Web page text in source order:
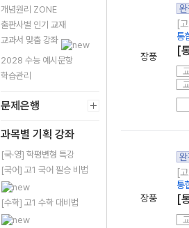
개념원리 ZONE
출판사별 인기 교재
교과서 맞춤 강좌
2028 수능 예시문항
학습관리
문제은행
과목별 기획 강좌
[국·영] 학평변형 특강
[국어] 고1 국어 필승 비법
[수학] 고1 수학 대비법
장풍
[
통
[
장풍
[
통
[